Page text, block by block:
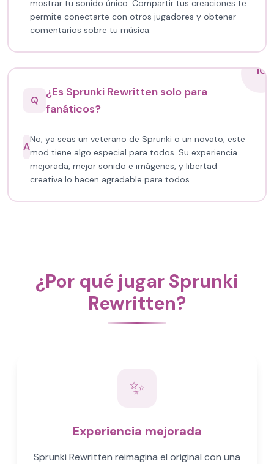
mostrar tu sonido único. Compartir tus creaciones te
permite conectarte con otros jugadores y obtener
comentarios sobre tu música.
10
Q
¿Es Sprunki Rewritten solo para
fanáticos?
A
No, ya seas un veterano de Sprunki o un novato, este
mod tiene algo especial para todos. Su experiencia
mejorada, mejor sonido e imágenes, y libertad
creativa lo hacen agradable para todos.
¿Por qué jugar Sprunki
Rewritten?
✨
Experiencia mejorada
Sprunki Rewritten reimagina el original con una